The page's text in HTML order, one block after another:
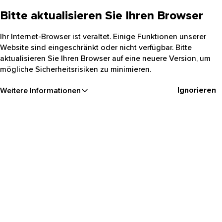
Bitte aktualisieren Sie Ihren Browser
Ihr Internet-Browser ist veraltet. Einige Funktionen unserer
Website sind eingeschränkt oder nicht verfügbar. Bitte
aktualisieren Sie Ihren Browser auf eine neuere Version, um
mögliche Sicherheitsrisiken zu minimieren.
Weitere Informationen Ignorieren